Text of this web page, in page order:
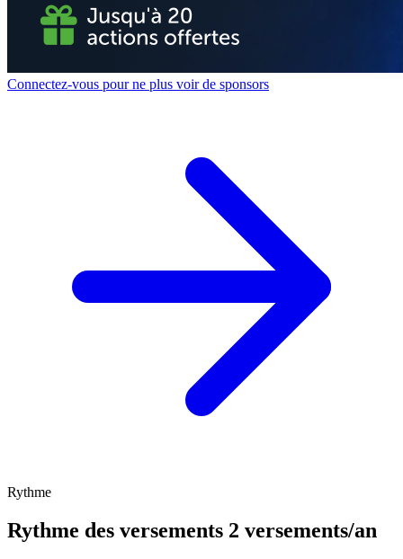
Connectez-vous pour ne plus voir de sponsors
Rythme
Rythme des versements 2 versements/an